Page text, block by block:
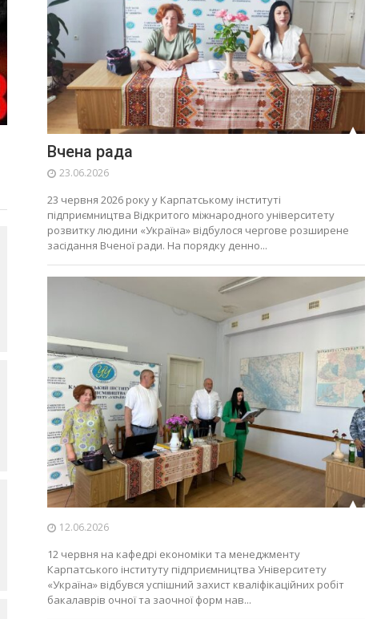
Вчена рада
23.06.2026
23 червня 2026 року у Карпатському інституті
підприємництва Відкритого міжнародного університету
розвитку людини «Україна» відбулося чергове розширене
засідання Вченої ради. На порядку денно...
12.06.2026
12 червня на кафедрі економіки та менеджменту
Карпатського інституту підприємництва Університету
«Україна» відбувся успішний захист кваліфікаційних робіт
бакалаврів очної та заочної форм нав...